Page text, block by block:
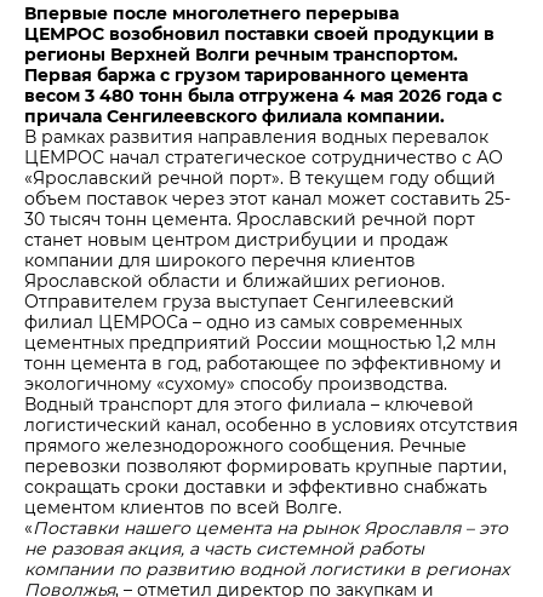
Впервые после многолетнего перерыва
ЦЕМРОС возобновил поставки своей продукции в
регионы Верхней Волги речным транспортом.
Первая баржа с грузом тарированного цемента
весом 3 480 тонн была отгружена 4 мая 2026 года с
причала Сенгилеевского филиала компании.
В рамках развития направления водных перевалок
ЦЕМРОС начал стратегическое сотрудничество с АО
«Ярославский речной порт». В текущем году общий
объем поставок через этот канал может составить 25-
30 тысяч тонн цемента. Ярославский речной порт
станет новым центром дистрибуции и продаж
компании для широкого перечня клиентов
Ярославской области и ближайших регионов.
Отправителем груза выступает Сенгилеевский
филиал ЦЕМРОСа – одно из самых современных
цементных предприятий России мощностью 1,2 млн
тонн цемента в год, работающее по эффективному и
экологичному «сухому» способу производства.
Водный транспорт для этого филиала – ключевой
логистический канал, особенно в условиях отсутствия
прямого железнодорожного сообщения. Речные
перевозки позволяют формировать крупные партии,
сокращать сроки доставки и эффективно снабжать
цементом клиентов по всей Волге.
«Поставки нашего цемента на рынок Ярославля – это
не разовая акция, а часть системной работы
компании по развитию водной логистики в регионах
Поволжья, – отметил директор по закупкам и
Контакты
Контакты
Контакты для СМИ
Служба доверия